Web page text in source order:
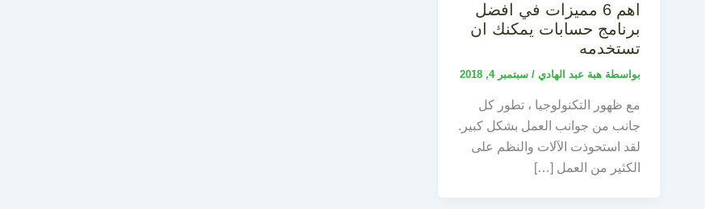
اهم 6 مميزات في افضل
برنامج حسابات يمكنك ان
تستخدمه
بواسطة هبة عبد الهادي / سبتمبر 4, 2018
مع ظهور التكنولوجيا ، تطور كل
جانب من جوانب العمل بشكل كبير.
لقد استحوذت الآلات والنظم على
الكثير من العمل […]